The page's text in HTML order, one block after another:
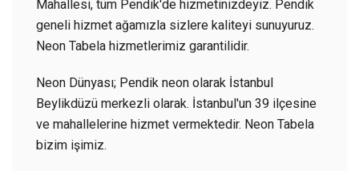
Mahallesi, tüm Pendik'de hizmetinizdeyiz. Pendik
geneli hizmet ağamızla sizlere kaliteyi sunuyuruz.
Neon Tabela hizmetlerimiz garantilidir.
Neon Dünyası; Pendik neon olarak İstanbul
Beylikdüzü merkezli olarak. İstanbul'un 39 ilçesine
ve mahallelerine hizmet vermektedir. Neon Tabela
bizim işimiz.